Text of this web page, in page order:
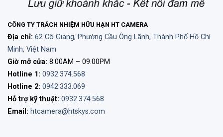
CÔNG TY TRÁCH NHIỆM HỮU HẠN HT CAMERA
Địa chỉ: 62 Cô Giang, Phường Cầu Ông Lãnh, Thành Phố Hồ Chí
Minh, Việt Nam
Giờ mở cửa: 8.00AM – 09.00PM
Hotline 1: 0932.374.568
Hotline 2: 0942.333.069
Hỗ trợ kỹ thuật: 0932.374.568
Email: htcamera@htskys.com